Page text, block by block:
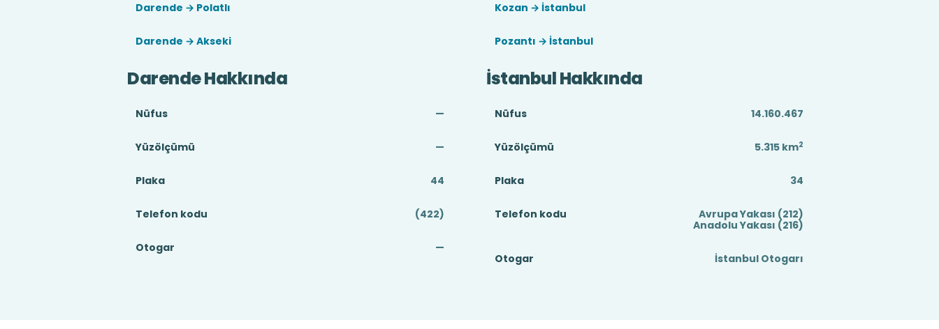
Darende → Polatlı
Darende → Akseki
Kozan → İstanbul
Pozantı → İstanbul
Darende Hakkında
Nüfus —
Yüzölçümü —
Plaka 44
Telefon kodu (422)
Otogar —
İstanbul Hakkında
Nüfus 14.160.467
Yüzölçümü 5.315 km2
Plaka 34
Telefon kodu
Avrupa Yakası (212)
Anadolu Yakası (216)
Otogar İstanbul Otogarı